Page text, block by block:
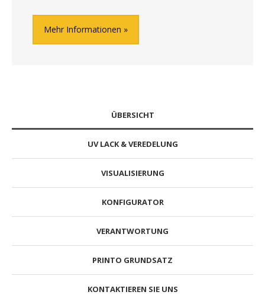
Mehr Informationen
ÜBERSICHT
UV LACK & VEREDELUNG
VISUALISIERUNG
KONFIGURATOR
VERANTWORTUNG
PRINTO GRUNDSATZ
KONTAKTIEREN SIE UNS